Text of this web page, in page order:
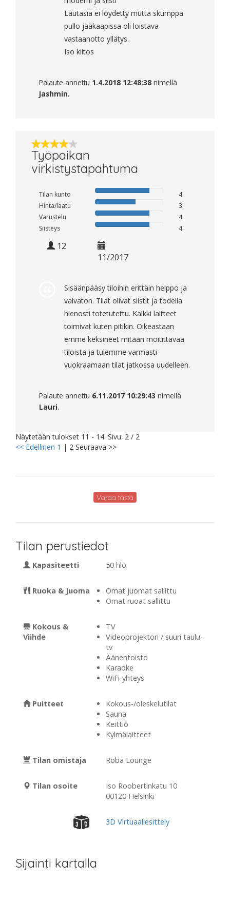
Lautasia ei löydetty mutta skumppa
pullo jääkaapissa oli loistava
vastaanotto yllätys.
Iso kiitos
Palaute annettu 1.4.2018 12:48:38 nimellä
Jashmin.
Työpaikan
virkistystapahtuma
Tilan kunto
4
Hinta/laatu
3
Varustelu
4
Siisteys
4
12
11/2017
Sisäänpääsy tiloihin erittäin helppo ja
vaivaton. Tilat olivat siistit ja todella
hienosti totetutettu. Kaikki laitteet
toimivat kuten pitikin. Oikeastaan
emme keksineet mitään moitittavaa
tiloista ja tulemme varmasti
vuokraamaan tilat jatkossa uudelleen.
Palaute annettu 6.11.2017 10:29:43 nimellä
Lauri.
Näytetään tulokset 11 - 14. Sivu: 2 / 2
<< Edellinen 1 | 2 Seuraava >>
Varaa tästä
Tilan perustiedot
Kapasiteetti 50 hlö
Ruoka & Juoma
Omat juomat sallittu
Omat ruoat sallittu
Kokous &
Viihde
TV
Videoprojektori / suuri taulu-
tv
Äänentoisto
Karaoke
WiFi-yhteys
Puitteet
Kokous-/oleskelutilat
Sauna
Keittiö
Kylmälaitteet
Tilan omistaja Roba Lounge
Tilan osoite
Iso Roobertinkatu 10
00120 Helsinki
3D Virtuaaliesittely
Sijainti kartalla